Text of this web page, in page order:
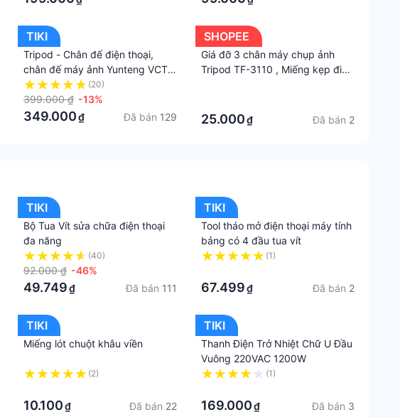
TIKI
Tripod - Chân đế điện thoại,
chân đế máy ảnh Yunteng VCT
5208 kiêm giá đỡ có remote
Bluetooth điều khiển chụp từ xa
(20)
399.000 ₫ -13%
349.000₫ Đã bán 129
SHOPEE
Giá đỡ 3 chân máy chụp ảnh
Tripod TF-3110 , Miếng kẹp điện
25.000₫ Đã bán 2
TIKI
Bộ Tua Vít sửa chữa điện thoại
đa năng
(40)
92.000 ₫ -46%
49.749₫ Đã bán 111
TIKI
Tool tháo mở điện thoại máy tính
bảng có 4 đầu tua vít
(1)
67.499₫ Đã bán 2
TIKI
Miếng lót chuột khâu viền
(2)
10.100₫ Đã bán 22
TIKI
Thanh Điện Trở Nhiệt Chữ U Đầu
Vuông 220VAC 1200W
(1)
169.000₫ Đã bán 3